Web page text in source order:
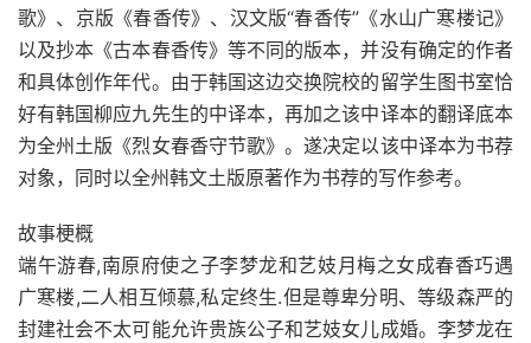
歌》、京版《春香传》、汉文版“春香传”《水山广寒楼记》
以及抄本《古本春香传》等不同的版本，并没有确定的作者
和具体创作年代。由于韩国这边交换院校的留学生图书室恰
好有韩国柳应九先生的中译本，再加之该中译本的翻译底本
为全州土版《烈女春香守节歌》。遂决定以该中译本为书荐
对象，同时以全州韩文土版原著作为书荐的写作参考。
故事梗概
端午游春,南原府使之子李梦龙和艺妓月梅之女成春香巧遇
广寒楼,二人相互倾慕,私定终生.但是尊卑分明、等级森严的
封建社会不太可能允许贵族公子和艺妓女儿成婚。李梦龙在